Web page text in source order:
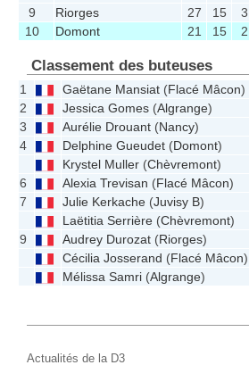
9
Riorges 27 15 3
10
Domont 21 15 2
Classement des buteuses
1 Gaëtane Mansiat (Flacé Mâcon)
2
Jessica Gomes (Algrange)
3
Aurélie Drouant (Nancy)
4 Delphine Gueudet (Domont)
Krystel Muller (Chèvremont)
6 Alexia Trevisan (Flacé Mâcon)
7
Julie Kerkache (Juvisy B)
Laëtitia Serrière (Chèvremont)
9 Audrey Durozat (Riorges)
Cécilia Josserand (Flacé Mâcon)
Mélissa Samri (Algrange)
Actualités de la D3